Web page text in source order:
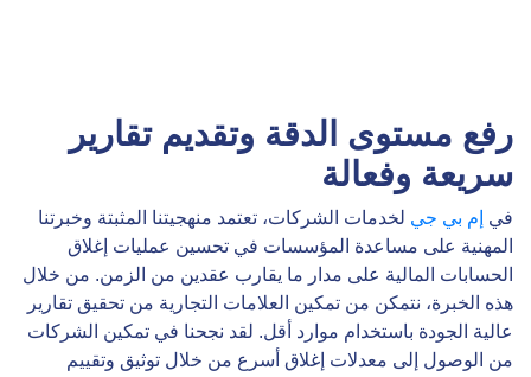
رفع مستوى الدقة وتقديم تقارير
سريعة وفعالة
في إم بي جي لخدمات الشركات، تعتمد منهجيتنا المثبتة وخبرتنا
المهنية على مساعدة المؤسسات في تحسين عمليات إغلاق
الحسابات المالية على مدار ما يقارب عقدين من الزمن. من خلال
هذه الخبرة، نتمكن من تمكين العلامات التجارية من تحقيق تقارير
عالية الجودة باستخدام موارد أقل. لقد نجحنا في تمكين الشركات
من الوصول إلى معدلات إغلاق أسرع من خلال توثيق وتقييم